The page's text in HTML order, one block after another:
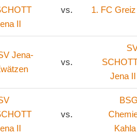
II
vs. 1. FC Greiz
Jena-
vs.
Jena II
II
vs.
Kahla